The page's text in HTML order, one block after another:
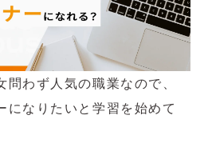
わず人気の職業なので、
になりたいと学習を始めて